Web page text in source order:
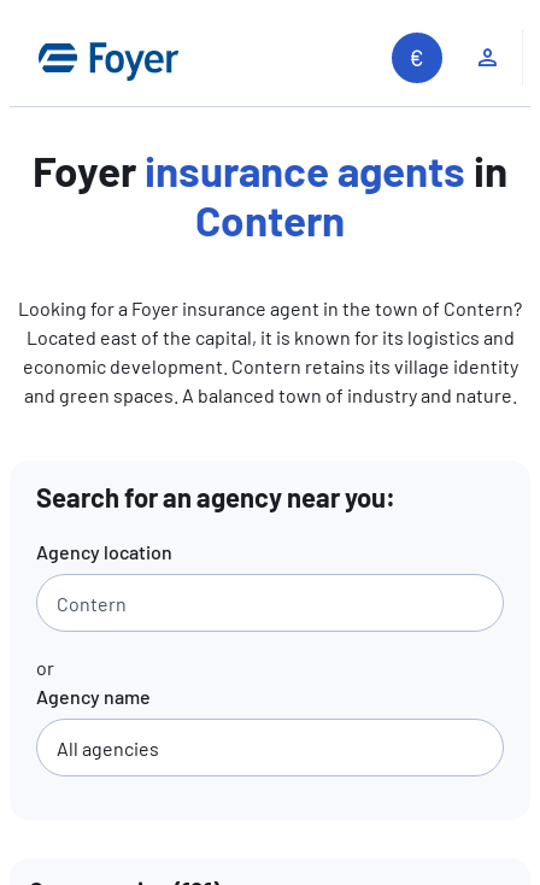
content
Foyerinsurance agents in
Contern
Looking for a Foyer insurance agent in the town of Contern?
Located east of the capital, it is known for its logistics and
economic development. Contern retains its village identity
and green spaces. A balanced town of industry and nature.
Search for an agency near you:
Agency location
or
Agency name